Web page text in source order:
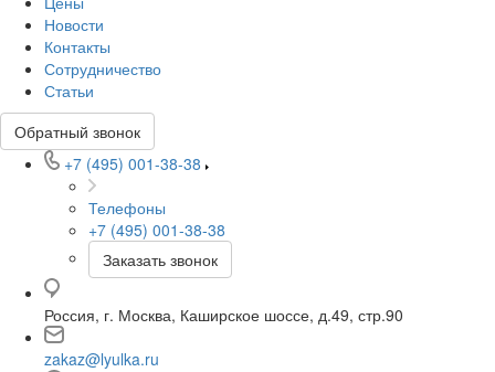
Новости
Контакты
Сотрудничество
Статьи
Обратный звонок
+7 (495) 001-38-38
Телефоны
+7 (495) 001-38-38
Заказать звонок
Россия, г. Москва, Каширское шоссе, д.49, стр.90
zakaz@lyulka.ru